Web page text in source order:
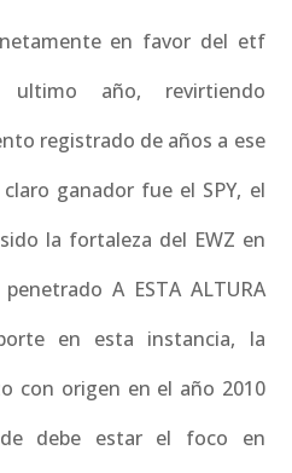
en favor del etf
año, revirtiendo
registrado de años a ese
ganador fue el SPY, el
la fortaleza del EWZ en
A ESTA ALTURA
en esta instancia, la
con origen en el año 2010
debe estar el foco en